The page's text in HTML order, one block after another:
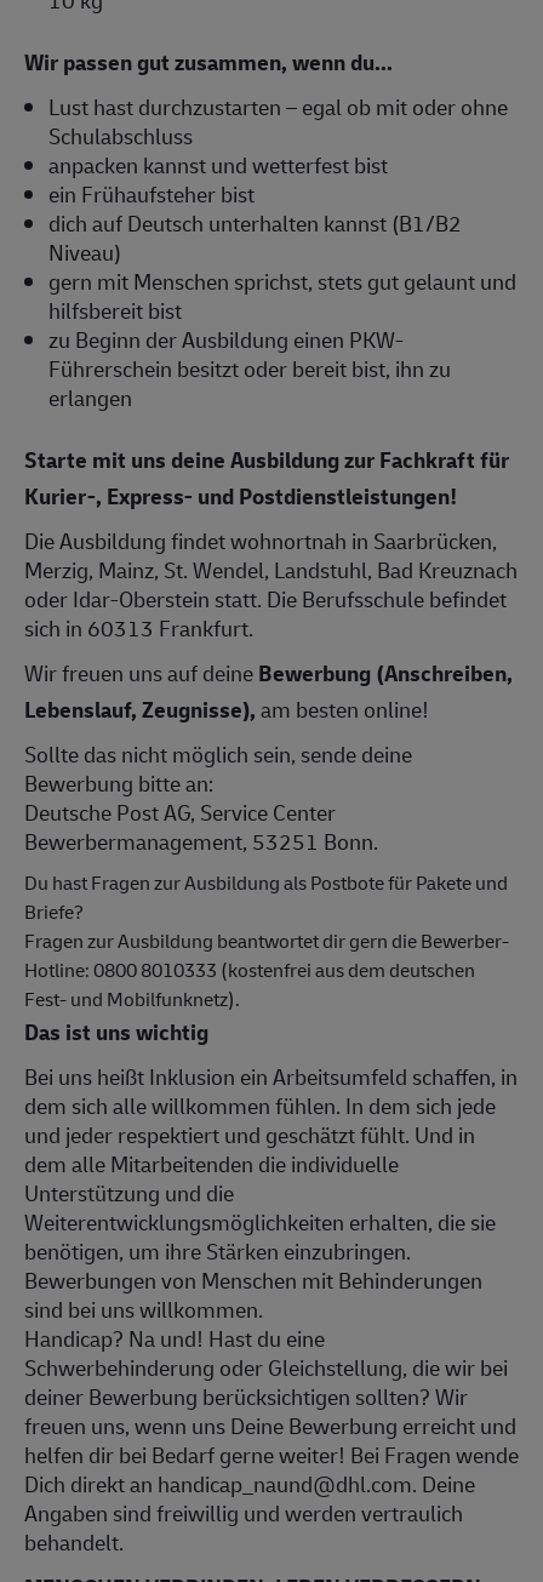
Wir passen gut zusammen, wenn du...
Lust hast durchzustarten – egal ob mit oder ohne
Schulabschluss
anpacken kannst und wetterfest bist
ein Frühaufsteher bist
dich auf Deutsch unterhalten kannst (B1/B2
Niveau)
gern mit Menschen sprichst, stets gut gelaunt und
hilfsbereit bist
zu Beginn der Ausbildung einen PKW-
Führerschein besitzt oder bereit bist, ihn zu
erlangen
Starte mit uns deine Ausbildung zur Fachkraft für
Kurier-, Express- und Postdienstleistungen!
Die Ausbildung findet wohnortnah in Saarbrücken,
Merzig, Mainz, St. Wendel, Landstuhl, Bad Kreuznach
oder Idar-Oberstein statt. Die Berufsschule befindet
sich in 60313 Frankfurt.
Wir freuen uns auf deineBewerbung (Anschreiben,
Lebenslauf, Zeugnisse),am besten online!
Sollte das nicht möglich sein, sende deine
Bewerbung bitte an:
Deutsche Post AG, Service Center
Bewerbermanagement, 53251 Bonn.
Du hast Fragen zur Ausbildung als Postbote für Pakete und
Briefe?
Fragen zur Ausbildung beantwortet dir gern die Bewerber-
Hotline: 0800 8010333 (kostenfrei aus dem deutschen
Fest- und Mobilfunknetz).
Das ist uns wichtig
Bei uns heißt Inklusion ein Arbeitsumfeld schaffen, in
dem sich alle willkommen fühlen. In dem sich jede
und jeder respektiert und geschätzt fühlt. Und in
dem alle Mitarbeitenden die individuelle
Unterstützung und die
Weiterentwicklungsmöglichkeiten erhalten, die sie
benötigen, um ihre Stärken einzubringen.
Bewerbungen von Menschen mit Behinderungen
sind bei uns willkommen.
Handicap? Na und! Hast du eine
Schwerbehinderung oder Gleichstellung, die wir bei
deiner Bewerbung berücksichtigen sollten? Wir
freuen uns, wenn uns Deine Bewerbung erreicht und
helfen dir bei Bedarf gerne weiter! Bei Fragen wende
Dich direkt an handicap_naund@dhl.com. Deine
Angaben sind freiwillig und werden vertraulich
behandelt.